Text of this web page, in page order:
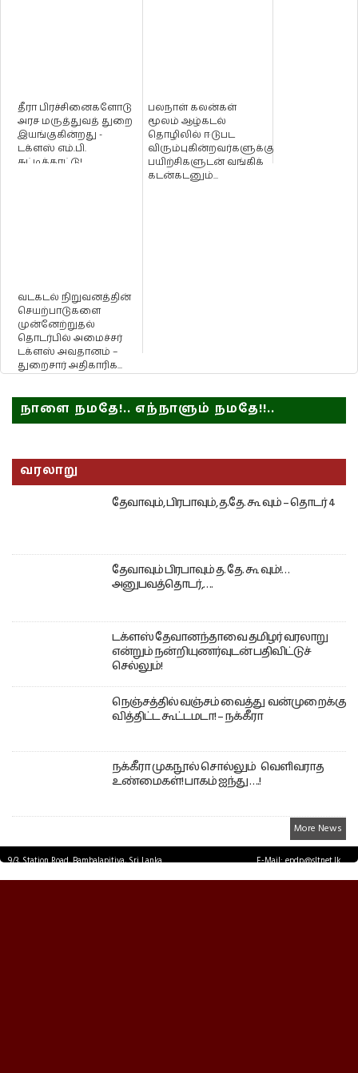
தீரா பிரச்சினைகளோடு
அரச மருத்துவத் துறை
இயங்குகின்றது -
டக்ளஸ் எம்.பி.
சுட்டிக்காட்டு!
பலநாள் கலன்கள்
மூலம் ஆழ்கடல்
தொழிலில் ஈடுபட
விரும்புகின்றவர்களுக்கு
பயிற்சிகளுடன் வங்கிக்
கடன்கடனும்...
வடகடல் நிறுவனத்தின்
செயற்பாடுகளை
முன்னேற்றுதல்
தொடர்பில் அமைச்சர்
டக்ளஸ் அவதானம் –
துறைசார் அதிகாரிக...
நாளை நமதே!.. எந்நாளும் நமதே!!..
வரலாறு
தேவாவும், பிரபாவும், த.தே. கூ வும் – தொடர் 4
தேவாவும் பிரபாவும் த. தே. கூ வும்!…
அனுபவத்தொடர்,….
டக்ளஸ் தேவானந்தாவை தமிழர் வரலாறு
என்றும் நன்றியுணர்வுடன் பதிவிட்டுச்
செல்லும்!
நெஞ்சத்தில் வஞ்சம் வைத்து வன்முறைக்கு
வித்திட்ட கூட்டமடா! – நக்கீரா
நக்கீரா முகநூல் சொல்லும் வெளிவராத
உண்மைகள்! பாகம் ஐந்து ….!
More News
9/3, Station Road, Bambalapitiya, Sri Lanka.
E-Mail: epdp@sltnet.lk